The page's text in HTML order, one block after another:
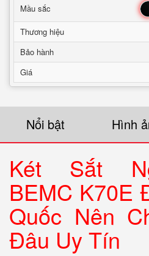
Mầu sắc
Thương hiệu
Bảo hành
Giá
Nổi bật Hình
Két Sắt
BEMC K70E
Quốc Nên
Đâu Uy Tín